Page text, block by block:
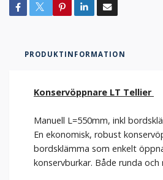
PRODUKTINFORMATION
Konservöppnare LT Tellier
Manuell L=550mm, inkl
En ekonomisk, robust
bordsklämma som enkelt
konservburkar. Både runda och